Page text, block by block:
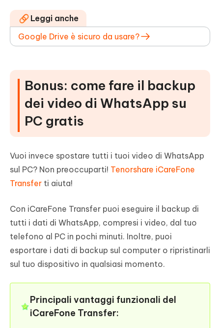
Leggi anche
Google Drive è sicuro da usare?
Bonus: come fare il backup
dei video di WhatsApp su
PC gratis
Vuoi invece spostare tutti i tuoi video di WhatsApp
sul PC? Non preoccuparti! Tenorshare iCareFone
Transfer ti aiuta!
Con iCareFone Transfer puoi eseguire il backup di
tutti i dati di WhatsApp, compresi i video, dal tuo
telefono al PC in pochi minuti. Inoltre, puoi
esportare i dati di backup sul computer o ripristinarli
sul tuo dispositivo in qualsiasi momento.
Principali vantaggi funzionali del
iCareFone Transfer: